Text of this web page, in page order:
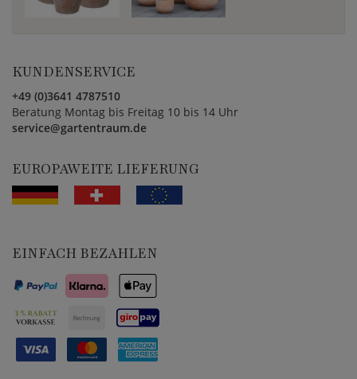
KUNDENSERVICE
+49 (0)3641 4787510
Beratung Montag bis Freitag 10 bis 14 Uhr
service@gartentraum.de
EUROPAWEITE LIEFERUNG
EINFACH BEZAHLEN